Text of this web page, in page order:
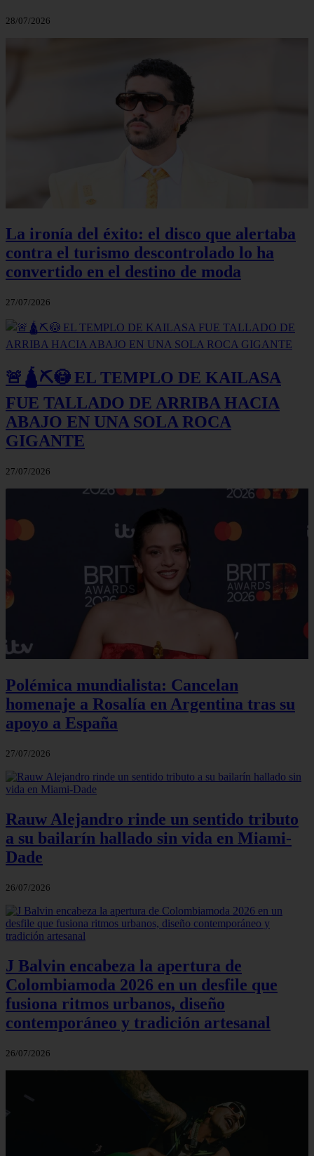
28/07/2026
La ironía del éxito: el disco que alertaba
contra el turismo descontrolado lo ha
convertido en el destino de moda
27/07/2026
🚨🛕⛏️😳 EL TEMPLO DE KAILASA
FUE TALLADO DE ARRIBA HACIA
ABAJO EN UNA SOLA ROCA
GIGANTE
27/07/2026
Polémica mundialista: Cancelan
homenaje a Rosalía en Argentina tras su
apoyo a España
27/07/2026
Rauw Alejandro rinde un sentido tributo
a su bailarín hallado sin vida en Miami-
Dade
26/07/2026
J Balvin encabeza la apertura de
Colombiamoda 2026 en un desfile que
fusiona ritmos urbanos, diseño
contemporáneo y tradición artesanal
26/07/2026